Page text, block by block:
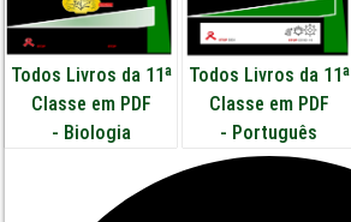
Todos Livros da 11ª
Classe em PDF
- Biologia
Todos Livros da 11ª
Classe em PDF
- Português